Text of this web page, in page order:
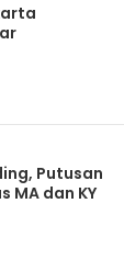
Putusan
MA dan KY